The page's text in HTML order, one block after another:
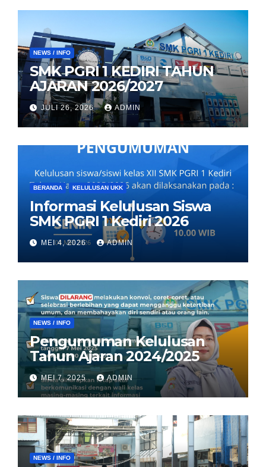
NEWS / INFO
SMK PGRI 1 KEDIRI TAHUN
AJARAN 2026/2027
JULI 26, 2026 ADMIN
BERANDA KELULUSAN UKK
Informasi Kelulusan Siswa
SMK PGRI 1 Kediri 2026
MEI 4, 2026 ADMIN
NEWS / INFO
Pengumuman Kelulusan
Tahun Ajaran 2024/2025
MEI 7, 2025 ADMIN
NEWS / INFO